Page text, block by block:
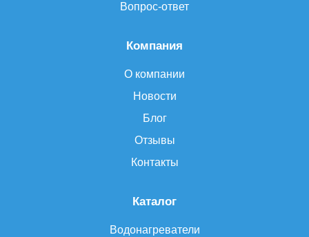
Каталог
Водонагреватели
Компания
О компании
Новости
Блог
Отзывы
Контакты
Вопрос-ответ